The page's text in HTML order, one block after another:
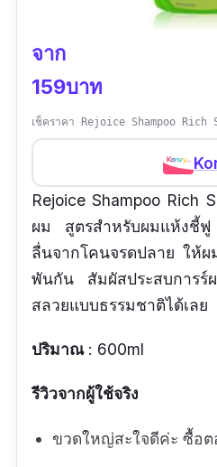
จาก
159บาท
เช็คราคา Rejoice Shampoo Rich
Rejoice Shampoo Rich
ผม สูตรสำหรับผมแห้งชี้
ลื่นจากโคนจรดปลาย ให้
พันกัน สัมผัสประสบการร์
สลวยแบบธรรมชาติได้เลย
ปริมาณ: 600ml
รีวิวจากผู้ใช้จริง
ขวดใหญ่สะใจดีค่ะ ซื้อ